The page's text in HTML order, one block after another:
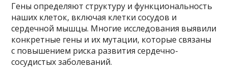
Гены определяют структуру и функциональность
наших клеток, включая клетки сосудов и
сердечной мышцы. Многие исследования выявили
конкретные гены и их мутации, которые связаны
с повышением риска развития сердечно-
сосудистых заболеваний.